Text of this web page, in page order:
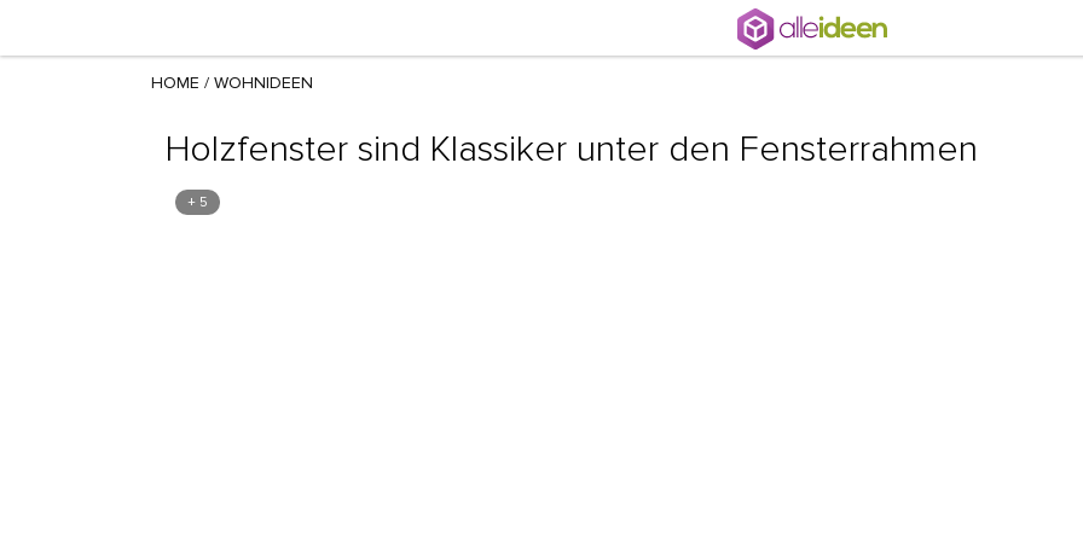
HOME / WOHNIDEEN
Holzfenster sind Klassiker unter den Fensterrahmen
+ 5